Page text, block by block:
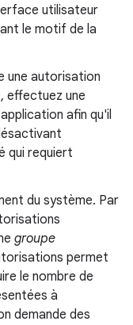
utilisateur
le motif de la
une autorisation
effectuez une
afin qu'il
qui requiert
du système. Par
groupe
permet
le nombre de
à
demande des